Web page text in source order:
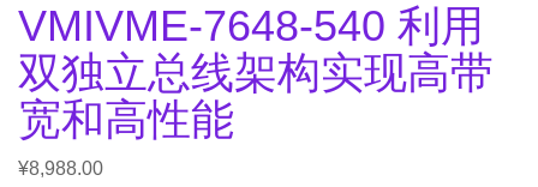
VMIVME-7648-540 利用
双独立总线架构实现高带
宽和高性能
¥8,988.00